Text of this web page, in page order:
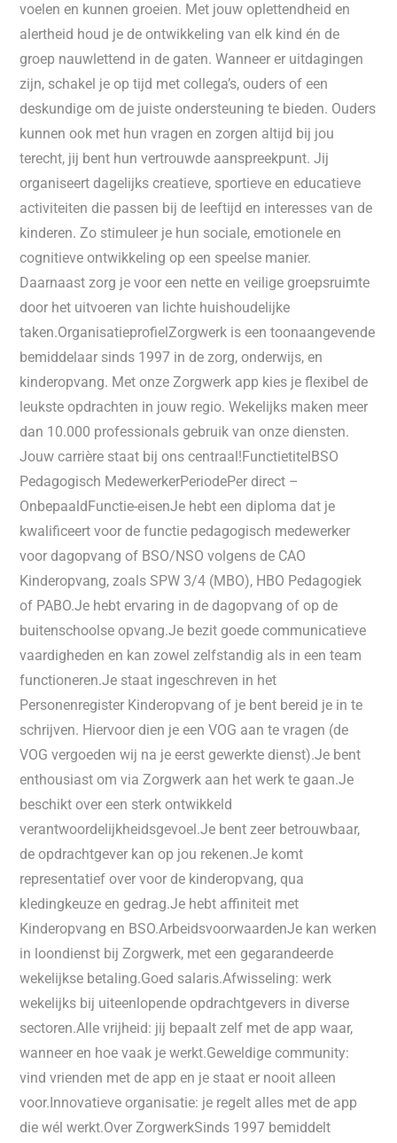
voelen en kunnen groeien. Met jouw oplettendheid en
alertheid houd je de ontwikkeling van elk kind én de
groep nauwlettend in de gaten. Wanneer er uitdagingen
zijn, schakel je op tijd met collega’s, ouders of een
deskundige om de juiste ondersteuning te bieden. Ouders
kunnen ook met hun vragen en zorgen altijd bij jou
terecht, jij bent hun vertrouwde aanspreekpunt. Jij
organiseert dagelijks creatieve, sportieve en educatieve
activiteiten die passen bij de leeftijd en interesses van de
kinderen. Zo stimuleer je hun sociale, emotionele en
cognitieve ontwikkeling op een speelse manier.
Daarnaast zorg je voor een nette en veilige groepsruimte
door het uitvoeren van lichte huishoudelijke
taken.OrganisatieprofielZorgwerk is een toonaangevende
bemiddelaar sinds 1997 in de zorg, onderwijs, en
kinderopvang. Met onze Zorgwerk app kies je flexibel de
leukste opdrachten in jouw regio. Wekelijks maken meer
dan 10.000 professionals gebruik van onze diensten.
Jouw carrière staat bij ons centraal!FunctietitelBSO
Pedagogisch MedewerkerPeriodePer direct –
OnbepaaldFunctie-eisenJe hebt een diploma dat je
kwalificeert voor de functie pedagogisch medewerker
voor dagopvang of BSO/NSO volgens de CAO
Kinderopvang, zoals SPW 3/4 (MBO), HBO Pedagogiek
of PABO.Je hebt ervaring in de dagopvang of op de
buitenschoolse opvang.Je bezit goede communicatieve
vaardigheden en kan zowel zelfstandig als in een team
functioneren.Je staat ingeschreven in het
Personenregister Kinderopvang of je bent bereid je in te
schrijven. Hiervoor dien je een VOG aan te vragen (de
VOG vergoeden wij na je eerst gewerkte dienst).Je bent
enthousiast om via Zorgwerk aan het werk te gaan.Je
beschikt over een sterk ontwikkeld
verantwoordelijkheidsgevoel.Je bent zeer betrouwbaar,
de opdrachtgever kan op jou rekenen.Je komt
representatief over voor de kinderopvang, qua
kledingkeuze en gedrag.Je hebt affiniteit met
Kinderopvang en BSO.ArbeidsvoorwaardenJe kan werken
in loondienst bij Zorgwerk, met een gegarandeerde
wekelijkse betaling.Goed salaris.Afwisseling: werk
wekelijks bij uiteenlopende opdrachtgevers in diverse
sectoren.Alle vrijheid: jij bepaalt zelf met de app waar,
wanneer en hoe vaak je werkt.Geweldige community:
vind vrienden met de app en je staat er nooit alleen
voor.Innovatieve organisatie: je regelt alles met de app
die wél werkt.Over ZorgwerkSinds 1997 bemiddelt